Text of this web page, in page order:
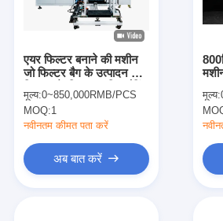
हमारे बारे में
गुणवत्ता नियंत्रण
हमसे संपर्क करें
समाचार
एयर फिल्टर बनाने की मशीन
जो फिल्टर बैग के उत्पादन और
और रिवेटिंग समाधान प्रदान
करती है
मूल्य:0~850,000RMB/PCS
MOQ:1
नवीनतम कीमत पता करें
अब बात करें
मूल्य: